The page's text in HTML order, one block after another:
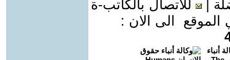
للاتصال بالكاتب-ة
الى الان :